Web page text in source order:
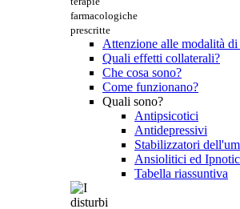
farmacologiche
prescritte
Attenzione alle modalità di
Quali effetti collaterali?
Che cosa sono?
Come funzionano?
Quali sono?
Antipsicotici
Antidepressivi
Stabilizzatori
Ansiolitici ed
Tabella riassuntiva